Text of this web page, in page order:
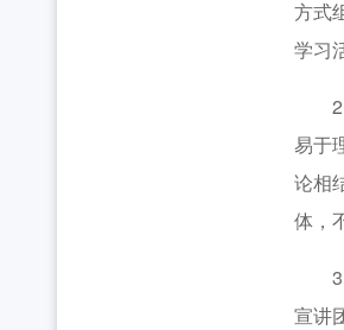
方式
学习
2.
易于
论相
体，
3.
宣讲